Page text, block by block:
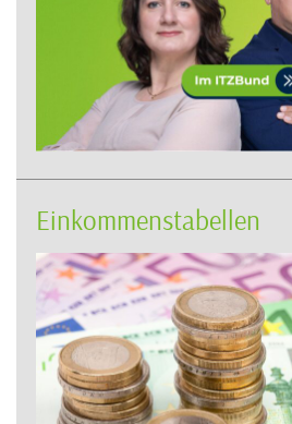
Einkommenstabellen